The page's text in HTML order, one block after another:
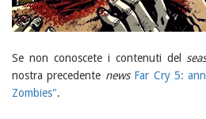
Se non conoscete i contenuti del
nostra precedente news Far Cry 5:
Zombies".